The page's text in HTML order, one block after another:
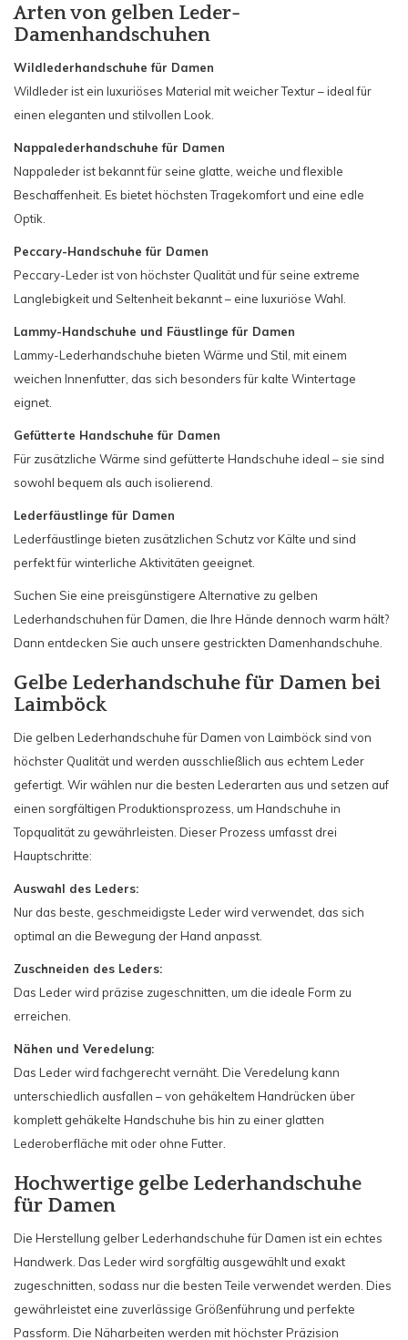
Arten von gelben Leder-
Damenhandschuhen
Wildlederhandschuhe für Damen
Wildleder ist ein luxuriöses Material mit weicher Textur – ideal für
einen eleganten und stilvollen Look.
Nappalederhandschuhe für Damen
Nappaleder ist bekannt für seine glatte, weiche und flexible
Beschaffenheit. Es bietet höchsten Tragekomfort und eine edle
Optik.
Peccary-Handschuhe für Damen
Peccary-Leder ist von höchster Qualität und für seine extreme
Langlebigkeit und Seltenheit bekannt – eine luxuriöse Wahl.
Lammy-Handschuhe und Fäustlinge für Damen
Lammy-Lederhandschuhe bieten Wärme und Stil, mit einem
weichen Innenfutter, das sich besonders für kalte Wintertage
eignet.
Gefütterte Handschuhe für Damen
Für zusätzliche Wärme sind gefütterte Handschuhe ideal – sie sind
sowohl bequem als auch isolierend.
Lederfäustlinge für Damen
Lederfäustlinge bieten zusätzlichen Schutz vor Kälte und sind
perfekt für winterliche Aktivitäten geeignet.
Suchen Sie eine preisgünstigere Alternative zu gelben
Lederhandschuhen für Damen, die Ihre Hände dennoch warm hält?
Dann entdecken Sie auch unsere gestrickten Damenhandschuhe.
Gelbe Lederhandschuhe für Damen bei
Laimböck
Die gelben Lederhandschuhe für Damen von Laimböck sind von
höchster Qualität und werden ausschließlich aus echtem Leder
gefertigt. Wir wählen nur die besten Lederarten aus und setzen auf
einen sorgfältigen Produktionsprozess, um Handschuhe in
Topqualität zu gewährleisten. Dieser Prozess umfasst drei
Hauptschritte:
Auswahl des Leders:
Nur das beste, geschmeidigste Leder wird verwendet, das sich
optimal an die Bewegung der Hand anpasst.
Zuschneiden des Leders:
Das Leder wird präzise zugeschnitten, um die ideale Form zu
erreichen.
Nähen und Veredelung:
Das Leder wird fachgerecht vernäht. Die Veredelung kann
unterschiedlich ausfallen – von gehäkeltem Handrücken über
komplett gehäkelte Handschuhe bis hin zu einer glatten
Lederoberfläche mit oder ohne Futter.
Hochwertige gelbe Lederhandschuhe
für Damen
Die Herstellung gelber Lederhandschuhe für Damen ist ein echtes
Handwerk. Das Leder wird sorgfältig ausgewählt und exakt
zugeschnitten, sodass nur die besten Teile verwendet werden. Dies
gewährleistet eine zuverlässige Größenführung und perfekte
Passform. Die Näharbeiten werden mit höchster Präzision